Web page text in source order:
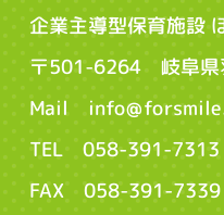
企業主導型保育施設
〒501-6264 岐阜県
Mail
TEL 058-391-7313
FAX 058-391-7339